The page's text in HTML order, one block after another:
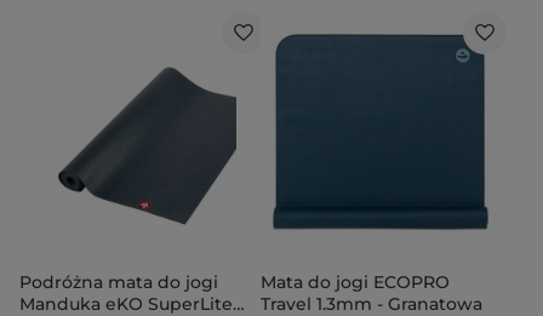
Podróżna mata do jogi
Manduka eKO SuperLite
Mata do jogi ECOPRO
Travel 1.3mm - Granatowa